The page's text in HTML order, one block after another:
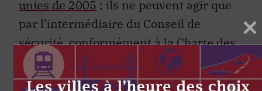
unies de 2005 ; ils ne peuvent agir que
par l’intermédiaire du Conseil de
sécurité, conformément à la Charte des
Nations unies incluse dans le chapitre
VII.